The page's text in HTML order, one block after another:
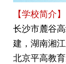
【学校简介】
长沙市麓谷
建，湖南湘
北京平高教